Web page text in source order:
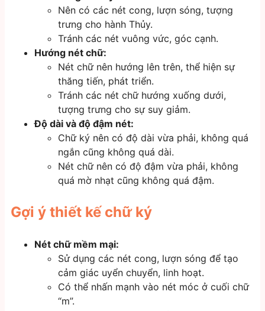
Nên có các nét cong, lượn sóng, tượng
trưng cho hành Thủy.
Tránh các nét vuông vức, góc cạnh.
Hướng nét chữ:
Nét chữ nên hướng lên trên, thể hiện sự
thăng tiến, phát triển.
Tránh các nét chữ hướng xuống dưới,
tượng trưng cho sự suy giảm.
Độ dài và độ đậm nét:
Chữ ký nên có độ dài vừa phải, không quá
ngắn cũng không quá dài.
Nét chữ nên có độ đậm vừa phải, không
quá mờ nhạt cũng không quá đậm.
Gợi ý thiết kế chữ ký
Nét chữ mềm mại:
Sử dụng các nét cong, lượn sóng để tạo
cảm giác uyển chuyển, linh hoạt.
Có thể nhấn mạnh vào nét móc ở cuối chữ
“m”.